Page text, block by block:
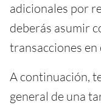
adicionales por
deberás asumir
transacciones
A continuación,
general de una